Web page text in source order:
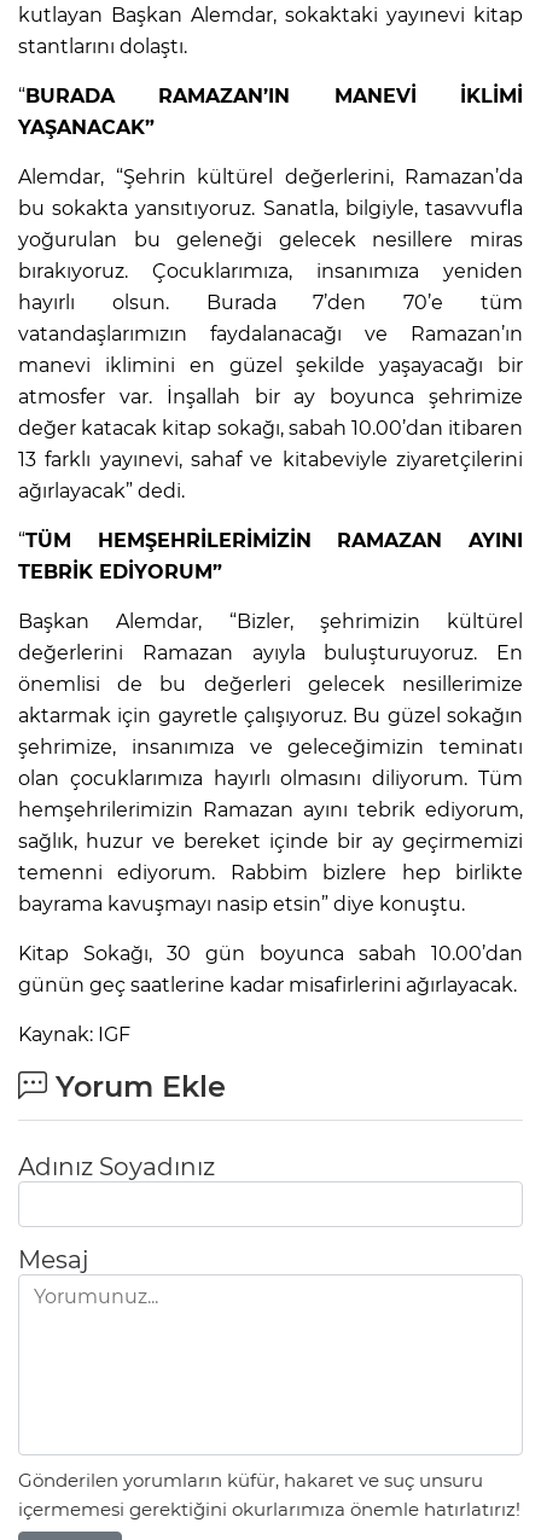
kutlayan Başkan Alemdar, sokaktaki yayınevi kitap
stantlarını dolaştı.
“BURADA RAMAZAN’IN MANEVİ İKLİMİ
YAŞANACAK”
Alemdar, “Şehrin kültürel değerlerini, Ramazan’da
bu sokakta yansıtıyoruz. Sanatla, bilgiyle, tasavvufla
yoğurulan bu geleneği gelecek nesillere miras
bırakıyoruz. Çocuklarımıza, insanımıza yeniden
hayırlı olsun. Burada 7’den 70’e tüm
vatandaşlarımızın faydalanacağı ve Ramazan’ın
manevi iklimini en güzel şekilde yaşayacağı bir
atmosfer var. İnşallah bir ay boyunca şehrimize
değer katacak kitap sokağı, sabah 10.00’dan itibaren
13 farklı yayınevi, sahaf ve kitabeviyle ziyaretçilerini
ağırlayacak” dedi.
“TÜM HEMŞEHRİLERİMİZİN RAMAZAN AYINI
TEBRİK EDİYORUM”
Başkan Alemdar, “Bizler, şehrimizin kültürel
değerlerini Ramazan ayıyla buluşturuyoruz. En
önemlisi de bu değerleri gelecek nesillerimize
aktarmak için gayretle çalışıyoruz. Bu güzel sokağın
şehrimize, insanımıza ve geleceğimizin teminatı
olan çocuklarımıza hayırlı olmasını diliyorum. Tüm
hemşehrilerimizin Ramazan ayını tebrik ediyorum,
sağlık, huzur ve bereket içinde bir ay geçirmemizi
temenni ediyorum. Rabbim bizlere hep birlikte
bayrama kavuşmayı nasip etsin” diye konuştu.
Kitap Sokağı, 30 gün boyunca sabah 10.00’dan
günün geç saatlerine kadar misafirlerini ağırlayacak.
Kaynak: IGF
Yorum Ekle
Adınız Soyadınız
Mesaj
Gönderilen yorumların küfür, hakaret ve suç unsuru
içermemesi gerektiğini okurlarımıza önemle hatırlatırız!